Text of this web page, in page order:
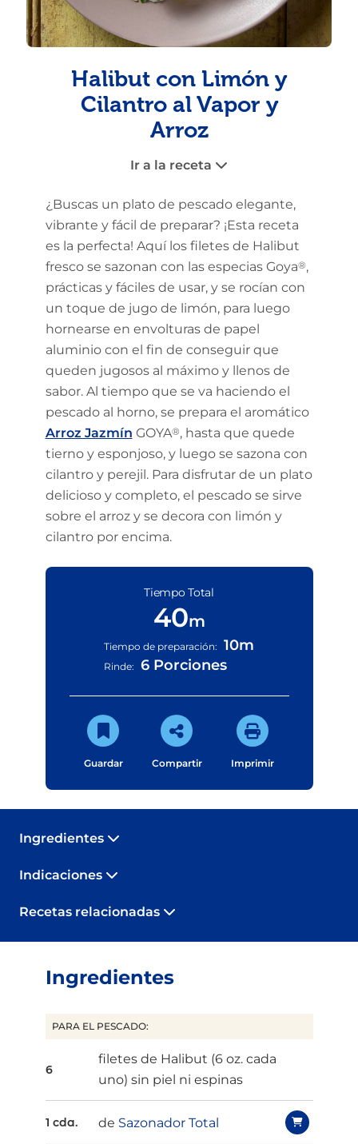
Halibut con Limón y
Cilantro al Vapor y
Arroz
Ir a la receta
¿Buscas un plato de pescado elegante,
vibrante y fácil de preparar? ¡Esta receta
es la perfecta! Aquí los filetes de Halibut
fresco se sazonan con las especias Goya®,
prácticas y fáciles de usar, y se rocían con
un toque de jugo de limón, para luego
hornearse en envolturas de papel
aluminio con el fin de conseguir que
queden jugosos al máximo y llenos de
sabor. Al tiempo que se va haciendo el
pescado al horno, se prepara el aromático
Arroz Jazmín GOYA®, hasta que quede
tierno y esponjoso, y luego se sazona con
cilantro y perejil. Para disfrutar de un plato
delicioso y completo, el pescado se sirve
sobre el arroz y se decora con limón y
cilantro por encima.
Tiempo Total
40m
Tiempo de preparación: 10m
Rinde: 6 Porciones
Guardar Compartir Imprimir
Ingredientes
Indicaciones
Recetas relacionadas
Ingredientes
PARA EL PESCADO:
6
filetes de Halibut (6 oz. cada
uno) sin piel ni espinas
1 cda. de Sazonador Total